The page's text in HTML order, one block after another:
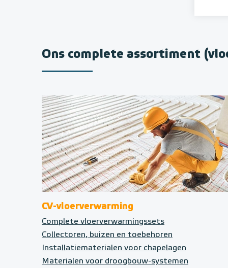
Ons complete assortiment
CV-vloerverwarming
Complete vloerverwarmingssets
Collectoren, buizen en toebehoren
Installatiematerialen voor chapelagen
Materialen voor droogbouw-systemen